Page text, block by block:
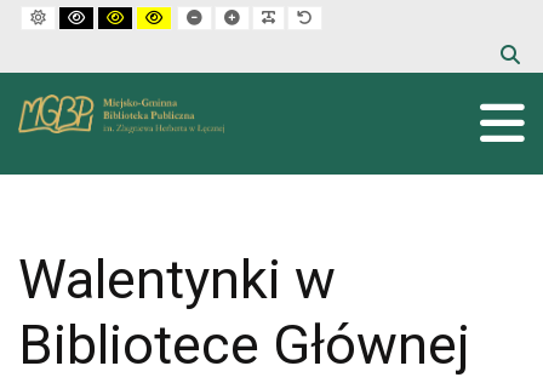
Default mode
High contrast black white mode
High contrast black yellow mode
High contrast yellow black mode
Set smaller font
Set larger font
Make font more readable
Walentynki w
Bibliotece Głównej